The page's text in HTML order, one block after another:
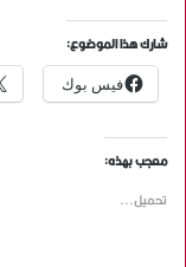
شارك هذا الموضوع:
فيس بوك
معجب بهذه:
تحميل...